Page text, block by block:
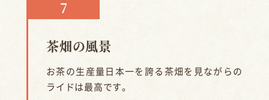
茶畑の風景
お茶の生産量日本一を誇る茶畑を見ながらの
ライドは最高です。